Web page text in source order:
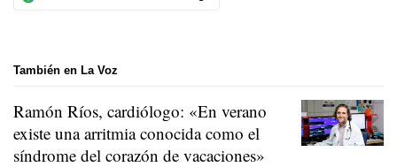
También en La Voz
Ramón Ríos, cardiólogo: «En verano
existe una arritmia conocida como el
síndrome del corazón de vacaciones»